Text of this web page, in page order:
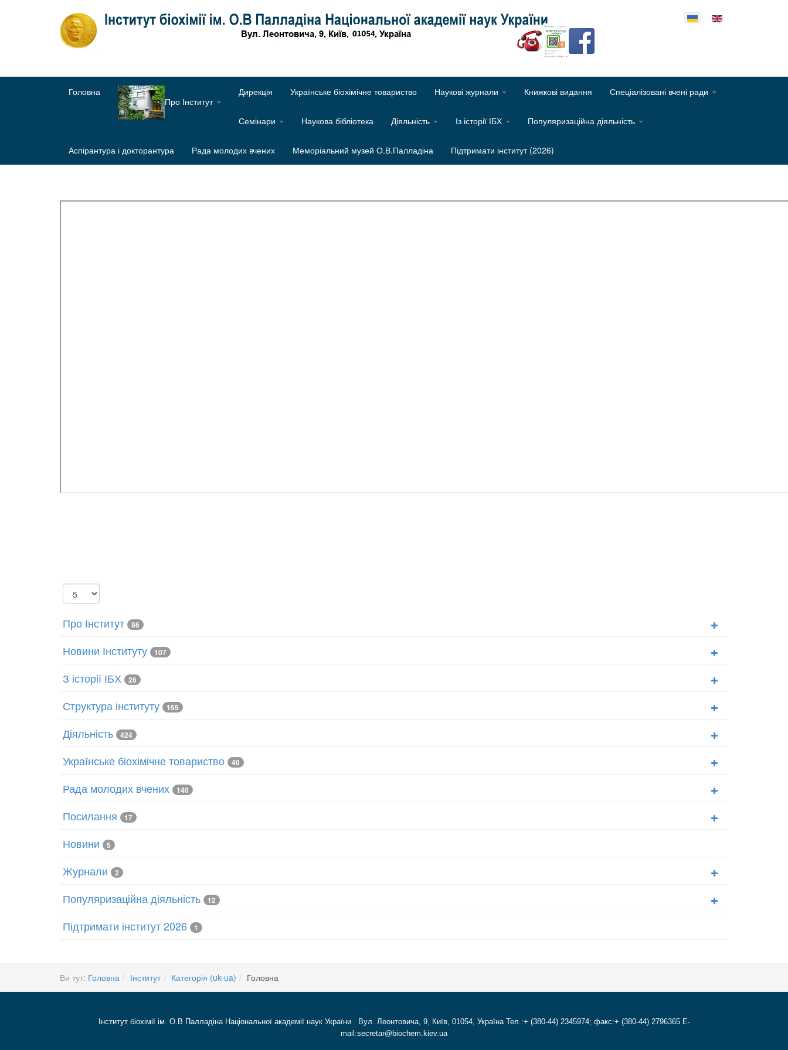
Оберіть свою мову
Головна
Про Інститут
Дирекція Українське біохімічне товариство Наукові журнали Книжкові видання Спеціалізовані вчені ради
Семінари Наукова бібліотека Діяльність Із історії ІБХ Популяризаційна діяльність
Аспірантура і докторантура Рада молодих вчених Меморіальний музей О.В.Палладіна Підтримати інститут (2026)
Показувати
Про Інститут 86
Новини Інституту 107
З історії ІБХ 26
Структура інституту 155
Діяльність 424
Українське біохімічне товариство 40
Рада молодих вчених 140
Посилання 17
Новини 5
Журнали 2
Популяризаційна діяльність 12
Підтримати інститут 2026 1
Ви тут: Головна Інститут Категорія (uk-ua) Головна
Інститут біохімії ім. О.В Палладіна Національної академії наук України Вул. Леонтовича, 9, Київ, 01054, Україна Тел.:+ (380-44) 2345974; факс:+ (380-44) 2796365 E-
mail:secretar@biochem.kiev.ua